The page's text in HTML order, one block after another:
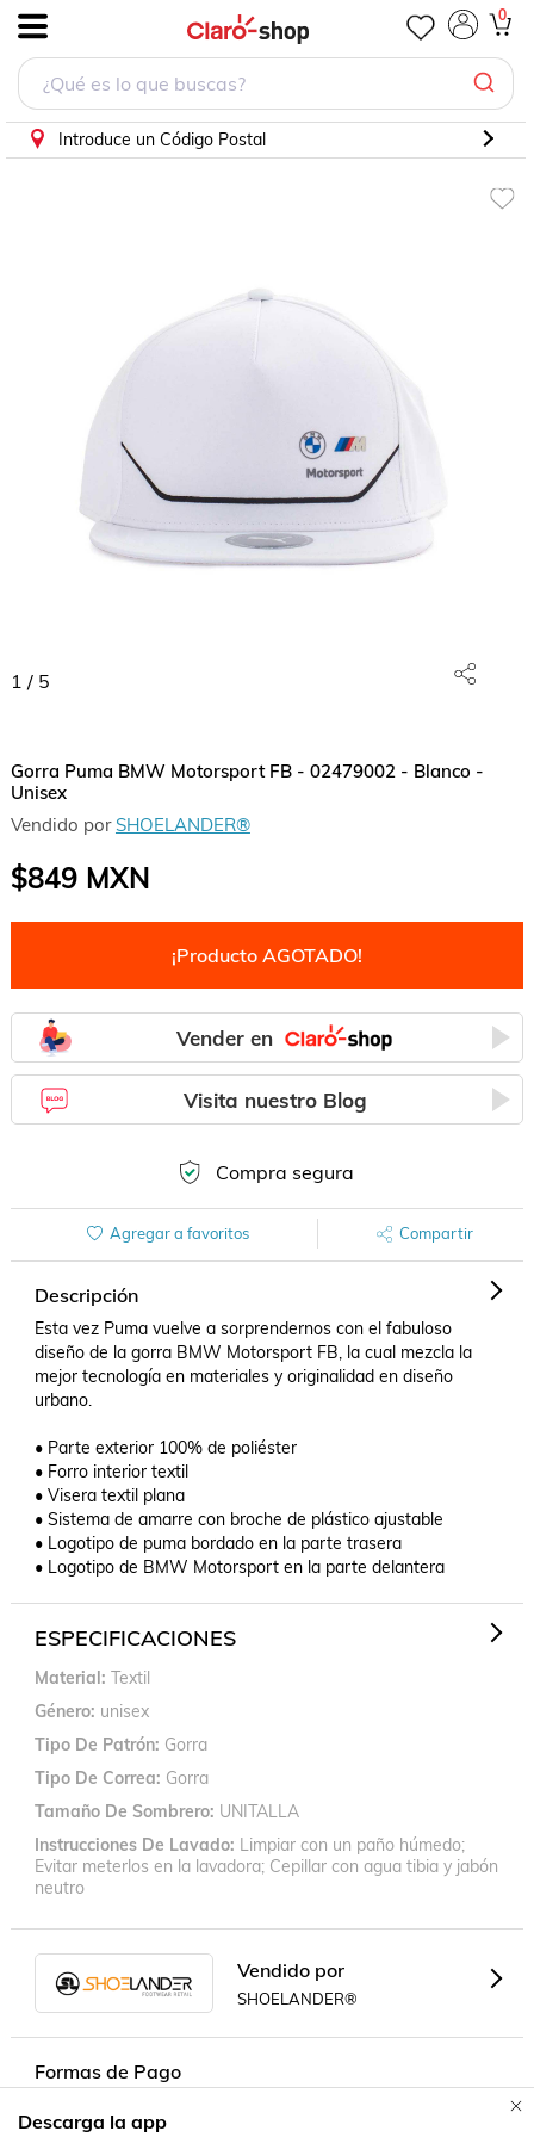
0
Introduce un Código Postal
1 / 5
Gorra Puma BMW Motorsport FB - 02479002 - Blanco -
Unisex
Vendido por SHOELANDER®
$849MXN
¡Producto AGOTADO!
Vender en
Visita nuestro Blog
Compra segura
Agregar a favoritos Compartir
Descripción
Esta vez Puma vuelve a sorprendernos con el fabuloso
diseño de la gorra BMW Motorsport FB, la cual mezcla la
mejor tecnología en materiales y originalidad en diseño
urbano.
• Parte exterior 100% de poliéster
• Forro interior textil
• Visera textil plana
• Sistema de amarre con broche de plástico ajustable
• Logotipo de puma bordado en la parte trasera
• Logotipo de BMW Motorsport en la parte delantera
ESPECIFICACIONES
Material Textil
Género unisex
Tipo De Patrón Gorra
Tipo De Correa Gorra
Tamaño De Sombrero UNITALLA
Instrucciones De Lavado Limpiar con un paño húmedo;
Evitar meterlos en la lavadora; Cepillar con agua tibia y jabón
neutro
Vendido por
SHOELANDER®
Formas de Pago
Descarga la app
Gorra Puma BMW Motorsport FB - 02479002 - Blanco -